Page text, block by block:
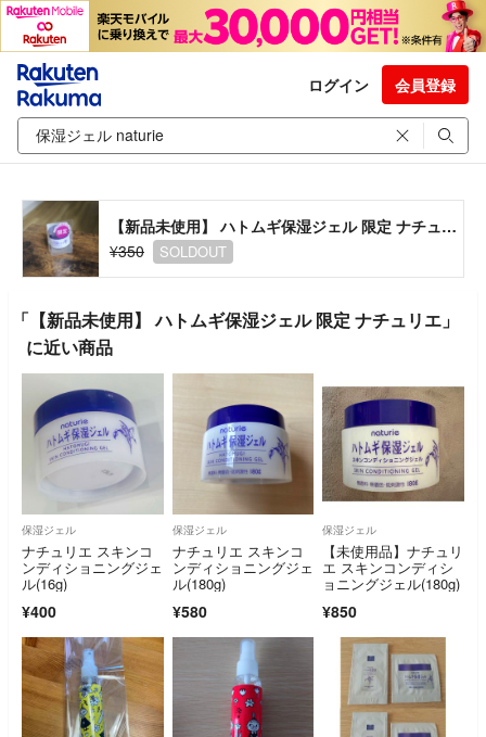
ログイン 会員登録
【新品未使用】 ハトムギ保湿ジェル 限定 ナチュリエ
¥350
SOLDOUT
「【新品未使用】 ハトムギ保湿ジェル 限定 ナチュリエ」
に近い商品
保湿ジェル
ナチュリエ スキンコ
ンディショニングジェ
ル(16g)
¥400
保湿ジェル
ナチュリエ スキンコ
ンディショニングジェ
ル(180g)
¥580
保湿ジェル
【未使用品】ナチュリ
エ スキンコンディシ
ョニングジェル(180g)
¥850